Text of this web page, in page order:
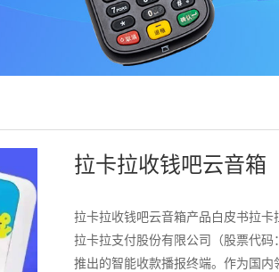
拉卡拉收钱吧云音箱
拉卡拉收钱吧云音箱产品白皮书拉
拉卡拉支付股份有限公司（股票代
推出的智能收款播报终端。作为国